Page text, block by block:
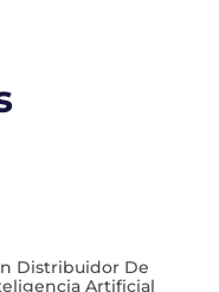
Distribuidor De
Artificial